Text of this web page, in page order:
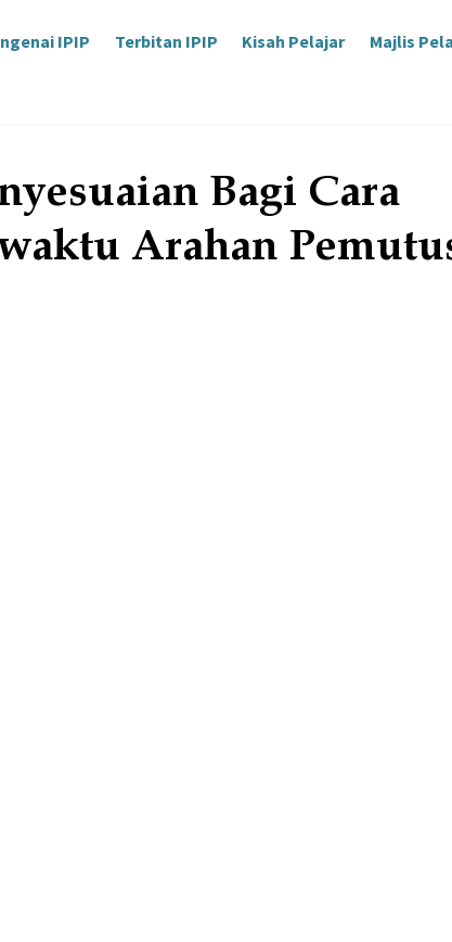
IPIP Terbitan IPIP Kisah Pelajar Majlis
Bagi Cara
Arahan